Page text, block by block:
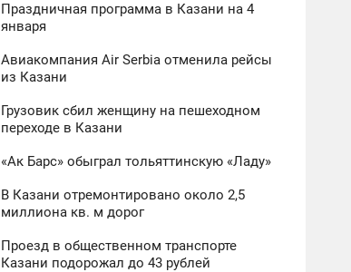
Праздничная программа в Казани на 4
января
Авиакомпания Air Serbia отменила рейсы
из Казани
Грузовик сбил женщину на пешеходном
переходе в Казани
«Ак Барс» обыграл тольяттинскую «Ладу»
В Казани отремонтировано около 2,5
миллиона кв. м дорог
Проезд в общественном транспорте
Казани подорожал до 43 рублей